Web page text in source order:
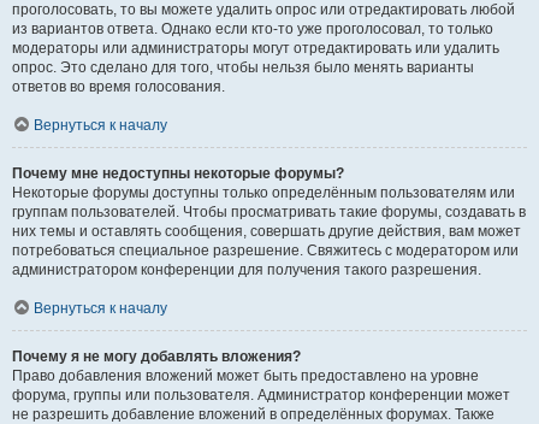
проголосовать, то вы можете удалить опрос или отредактировать любой
из вариантов ответа. Однако если кто-то уже проголосовал, то только
модераторы или администраторы могут отредактировать или удалить
опрос. Это сделано для того, чтобы нельзя было менять варианты
ответов во время голосования.
Вернуться к началу
Почему мне недоступны некоторые форумы?
Некоторые форумы доступны только определённым пользователям или
группам пользователей. Чтобы просматривать такие форумы, создавать в
них темы и оставлять сообщения, совершать другие действия, вам может
потребоваться специальное разрешение. Свяжитесь с модератором или
администратором конференции для получения такого разрешения.
Вернуться к началу
Почему я не могу добавлять вложения?
Право добавления вложений может быть предоставлено на уровне
форума, группы или пользователя. Администратор конференции может
не разрешить добавление вложений в определённых форумах. Также